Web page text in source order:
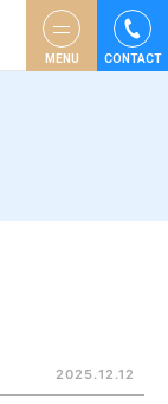
MENU CONTACT
2025.12.12